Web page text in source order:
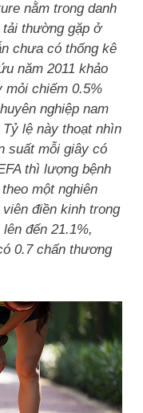
nằm trong danh
thường gặp ở
chưa có thống kê
năm 2011 khảo
mỏi chiếm 0.5%
nghiệp nam
lệ này thoạt nhìn
suất mỗi giây có
thì lượng bệnh
một nghiên
điền kinh trong
đến 21.1%,
0.7 chấn thương